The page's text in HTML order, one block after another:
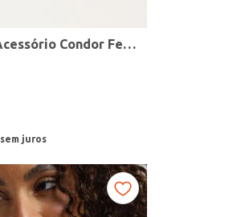
Kit Relógio + Acessório Condor Feminino DOURADO